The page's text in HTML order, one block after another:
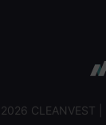
CLEANVEST |